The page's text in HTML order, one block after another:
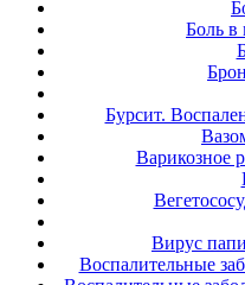
Боль
Бурсит.
Варикозное
Вирус
Воспалительные